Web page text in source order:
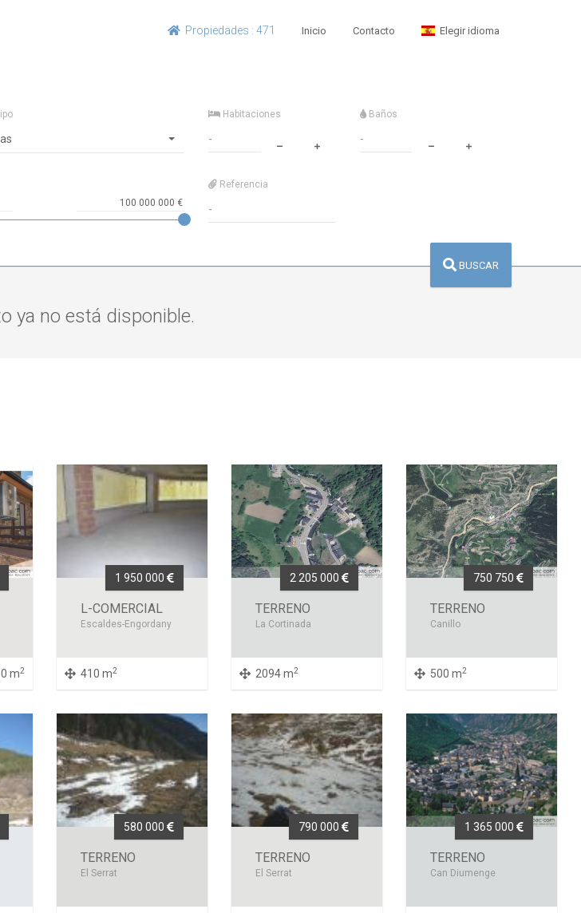
Propiedades : 471 Inicio Contacto Elegir idioma
Habitaciones Baños
Referencia
BUSCAR
ya no está disponible.
m2
1 950 000
L-COMERCIAL
Escaldes-Engordany
410 m2
2 205 000
TERRENO
La Cortinada
2094 m2
750 750
TERRENO
Canillo
500 m2
580 000
TERRENO
El Serrat
790 000
TERRENO
El Serrat
1 365 000
TERRENO
Can Diumenge